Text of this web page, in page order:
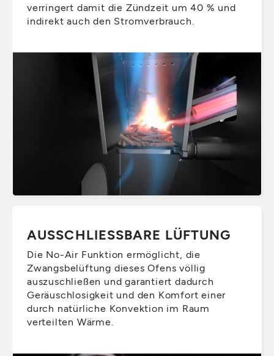
verringert damit die Zündzeit um 40 % und
indirekt auch den Stromverbrauch.
AUSSCHLIESSBARE LÜFTUNG
Die No-Air Funktion ermöglicht, die
Zwangsbelüftung dieses Ofens völlig
auszuschließen und garantiert dadurch
Geräuschlosigkeit und den Komfort einer
durch natürliche Konvektion im Raum
verteilten Wärme.